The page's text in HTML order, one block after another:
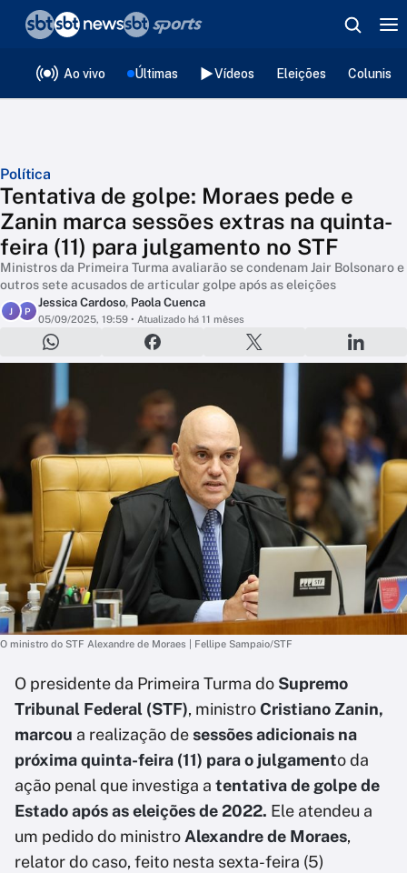
Ao vivo Últimas Vídeos Eleições
Política
Tentativa de golpe: Moraes pede e
Zanin marca sessões extras na quinta-
feira (11) para julgamento no STF
Ministros da Primeira Turma avaliarão se condenam Jair Bolsonaro e
outros sete acusados de articular golpe após as eleições
J P
Jessica Cardoso, Paola Cuenca
05/09/2025, 19:59 • Atualizado há 11 mêses
O ministro do STF Alexandre de Moraes | Fellipe Sampaio/STF
O presidente da Primeira Turma do Supremo
Tribunal Federal (STF), ministroCristiano Zanin,
marcou a realização desessões adicionais na
próxima quinta-feira (11) para o julgamento da
ação penal que investiga a tentativa de golpe de
Estado após as eleições de 2022. Ele atendeu a
um pedido do ministro Alexandre de Moraes,
relator do caso, feito nesta sexta-feira (5)
❮voltar
Editorias